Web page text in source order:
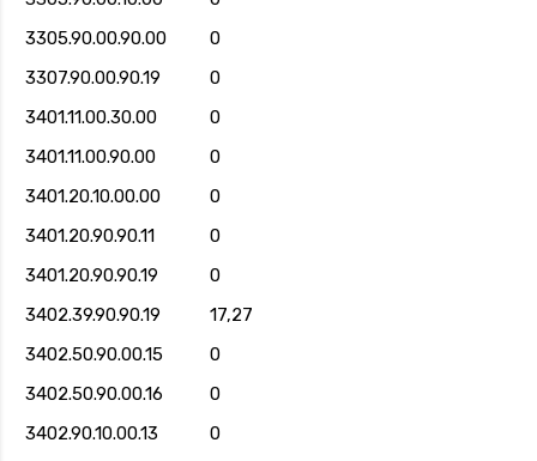
3305.90.00.90.00
0
3307.90.00.90.19
0
3401.11.00.30.00
0
3401.11.00.90.00
0
3401.20.10.00.00
0
3401.20.90.90.11
0
3401.20.90.90.19
0
3402.39.90.90.19
17,27
3402.50.90.00.15
0
3402.50.90.00.16
0
3402.90.10.00.13
0